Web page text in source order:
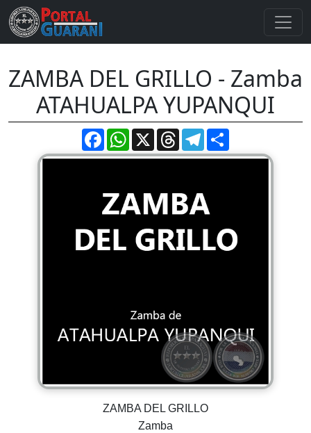
ZAMBA DEL GRILLO - Zamba
ATAHUALPA YUPANQUI
FacebookWhatsApp
X ThreadsTelegram
ZAMBA DEL GRILLO
Zamba